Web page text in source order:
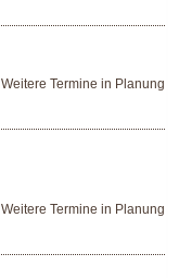
Weitere Termine in Planung
Weitere Termine in Planung